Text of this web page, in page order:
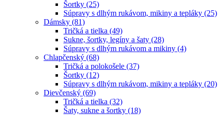
Šortky (25)
Súpravy s dlhým rukávom, mikiny a tepláky (25)
Dámsky (81)
Tričká a tielka (49)
Sukne, šortky, legíny a šaty (28)
Súpravy s dlhým rukávom a mikiny (4)
Chlapčenský (68)
Tričká a polokošele (37)
Šortky (12)
Súpravy s dlhým rukávom, mikiny a tepláky (20)
Dievčenský (69)
Tričká a tielka (32)
Šaty, sukne a šortky (18)